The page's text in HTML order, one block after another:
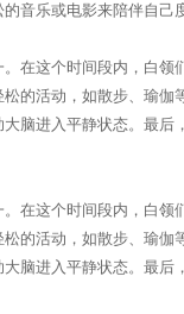
音乐或电影来陪伴自己
在这个时间段内，白领
的活动，如散步、瑜伽
脑进入平静状态。最后
在这个时间段内，白领
的活动，如散步、瑜伽
脑进入平静状态。最后